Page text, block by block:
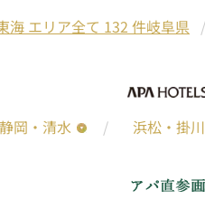
海 エリア全て 132 件岐阜県
岡・清水 浜松・掛川